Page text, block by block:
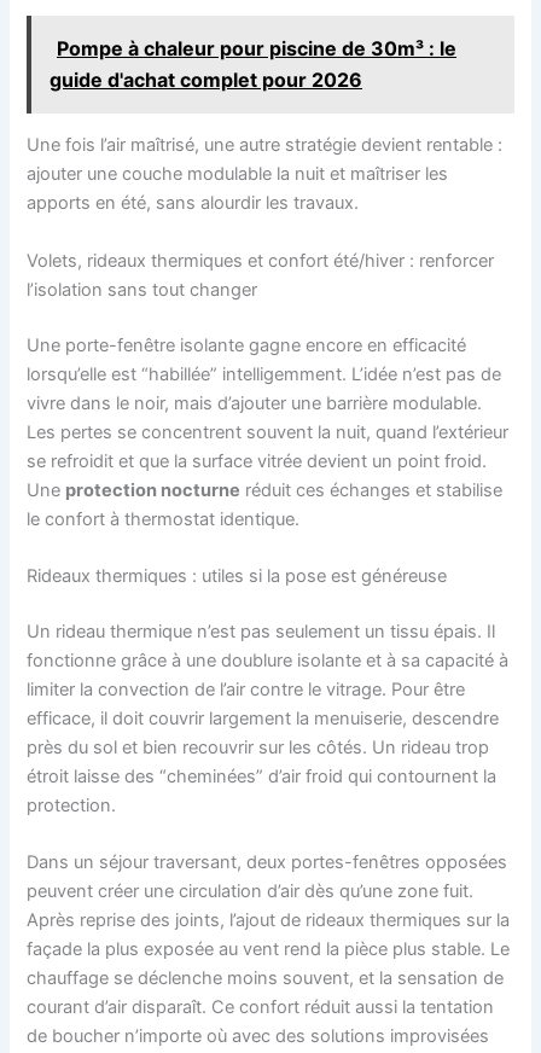
Pompe à chaleur pour piscine de 30m³ : le
guide d'achat complet pour 2026
Une fois l’air maîtrisé, une autre stratégie devient rentable :
ajouter une couche modulable la nuit et maîtriser les
apports en été, sans alourdir les travaux.
Volets, rideaux thermiques et confort été/hiver : renforcer
l’isolation sans tout changer
Une porte-fenêtre isolante gagne encore en efficacité
lorsqu’elle est “habillée” intelligemment. L’idée n’est pas de
vivre dans le noir, mais d’ajouter une barrière modulable.
Les pertes se concentrent souvent la nuit, quand l’extérieur
se refroidit et que la surface vitrée devient un point froid.
Une protection nocturne réduit ces échanges et stabilise
le confort à thermostat identique.
Rideaux thermiques : utiles si la pose est généreuse
Un rideau thermique n’est pas seulement un tissu épais. Il
fonctionne grâce à une doublure isolante et à sa capacité à
limiter la convection de l’air contre le vitrage. Pour être
efficace, il doit couvrir largement la menuiserie, descendre
près du sol et bien recouvrir sur les côtés. Un rideau trop
étroit laisse des “cheminées” d’air froid qui contournent la
protection.
Dans un séjour traversant, deux portes-fenêtres opposées
peuvent créer une circulation d’air dès qu’une zone fuit.
Après reprise des joints, l’ajout de rideaux thermiques sur la
façade la plus exposée au vent rend la pièce plus stable. Le
chauffage se déclenche moins souvent, et la sensation de
courant d’air disparaît. Ce confort réduit aussi la tentation
de boucher n’importe où avec des solutions improvisées